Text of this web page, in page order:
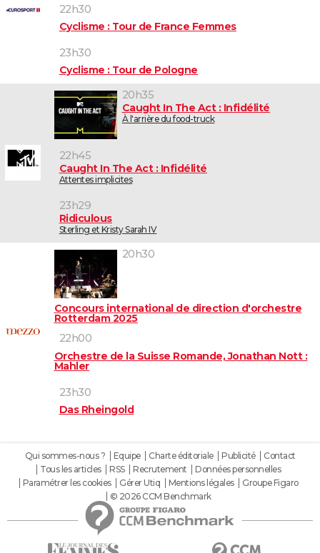
22h30
Cyclisme : Tour de France Femmes
23h30
Cyclisme : Tour de Pologne
20h35
Caught In The Act : Infidélité
À l'arrière du food-truck
22h45
Caught In The Act : Infidélité
Attentes implicites
23h29
Ridiculous
Sterling et Kristy Sarah IV
20h30
Concours international de direction d'orchestre
Rotterdam 2025
22h00
Orchestre de la Suisse Romande, Jonathan Nott :
Mahler
23h30
Das Rheingold
Qui sommes-nous ? Equipe Charte éditoriale Publicité
Contact
Tous les articles
RSS Recrutement
Données personnelles
Paramétrer les cookies
Gérer Utiq Mentions légales
Groupe Figaro
© 2026 CCM Benchmark